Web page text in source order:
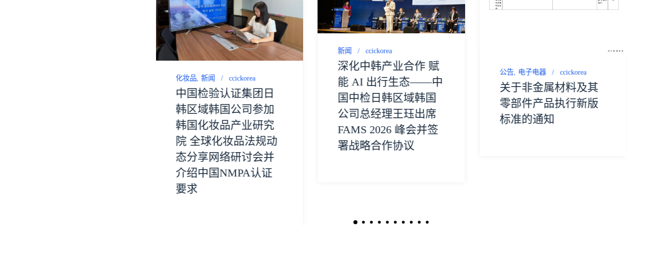
化妆品 新闻 ccickorea
中国检验认证集团日
韩区域韩国公司参加
韩国化妆品产业研究
院 全球化妆品法规动
态分享网络研讨会并
介绍中国NMPA认证
要求
新闻 ccickorea
深化中韩产业合作 赋
能 AI 出行生态——中
国中检日韩区域韩国
公司总经理王珏出席
FAMS 2026 峰会并签
署战略合作协议
公告 电子电器 ccickorea
关于非金属材料及其
零部件产品执行新版
标准的通知